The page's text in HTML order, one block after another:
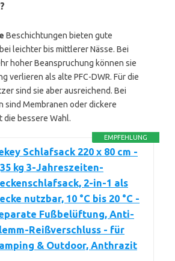
Beschichtungen bieten gute
leichter bis mittlerer Nässe. Bei
hoher Beanspruchung können sie
verlieren als alte PFC-DWR. Für die
sind sie aber ausreichend. Bei
sind Membranen oder dickere
bessere Wahl.
EMPFEHLUNG
Schlafsack 220 x 80 cm -
kg 3-Jahreszeiten-
2-in-1 als
nutzbar, 10 °C bis 20 °C -
Fußbelüftung, Anti-
Reißverschluss - für
& Outdoor, Anthrazit